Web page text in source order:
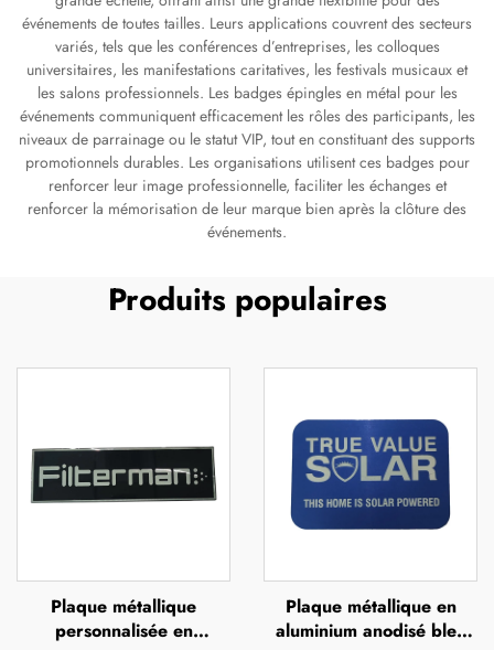
événements de toutes tailles. Leurs applications couvrent des secteurs
variés, tels que les conférences d’entreprises, les colloques
universitaires, les manifestations caritatives, les festivals musicaux et
les salons professionnels. Les badges épingles en métal pour les
événements communiquent efficacement les rôles des participants, les
niveaux de parrainage ou le statut VIP, tout en constituant des supports
promotionnels durables. Les organisations utilisent ces badges pour
renforcer leur image professionnelle, faciliter les échanges et
renforcer la mémorisation de leur marque bien après la clôture des
événements.
Produits populaires
Plaque métallique
personnalisée en
Plaque métallique en
aluminium anodisé bleu